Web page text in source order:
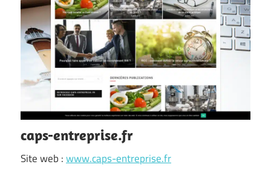
caps-entreprise.fr
Site web :www.caps-entreprise.fr